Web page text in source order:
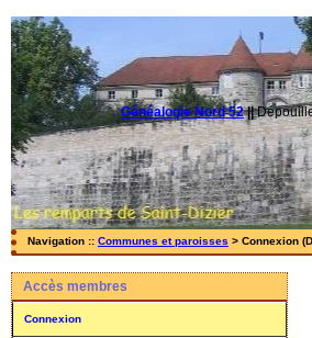
Généalogie Nord 52||
Navigation :: Communes et paroisses > Connexion
Accès membres
Connexion